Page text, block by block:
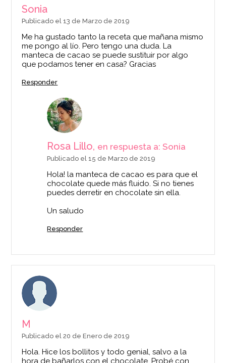
Sonia
Publicado el 13 de Marzo de 2019
Me ha gustado tanto la receta que mañana mismo
me pongo al lío. Pero tengo una duda. La
manteca de cacao se puede sustituir por algo
que podamos tener en casa? Gracias
Responder
Rosa Lillo, en respuesta a: Sonia
Publicado el 15 de Marzo de 2019
Hola! la manteca de cacao es para que el
chocolate quede más fluido. Si no tienes
puedes derretir en chocolate sin ella.
Un saludo
Responder
M
Publicado el 20 de Enero de 2019
Hola. Hice los bollitos y todo genial, salvo a la
hora de bañarlos con el chocolate. Probé con